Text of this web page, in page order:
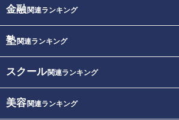
金融関連ランキング
塾関連ランキング
スクール関連ランキング
美容関連ランキング